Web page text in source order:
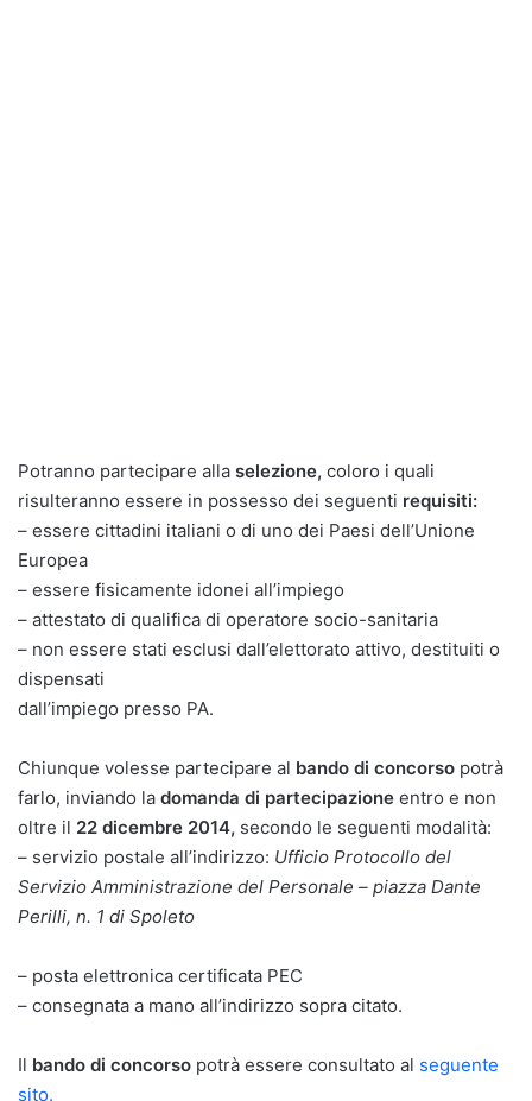
Potranno partecipare alla selezione, coloro i quali
risulteranno essere in possesso dei seguenti requisiti:
– essere cittadini italiani o di uno dei Paesi dell’Unione
Europea
– essere fisicamente idonei all’impiego
– attestato di qualifica di operatore socio-sanitaria
– non essere stati esclusi dall’elettorato attivo, destituiti o
dispensati
dall’impiego presso PA.
Chiunque volesse partecipare al bando di concorso potrà
farlo, inviando la domanda di partecipazione entro e non
oltre il 22 dicembre 2014, secondo le seguenti modalità:
– servizio postale all’indirizzo: Ufficio Protocollo del
Servizio Amministrazione del Personale – piazza Dante
Perilli, n. 1 di Spoleto
– posta elettronica certificata PEC
– consegnata a mano all’indirizzo sopra citato.
Il bando di concorso potrà essere consultato al seguente
sito.